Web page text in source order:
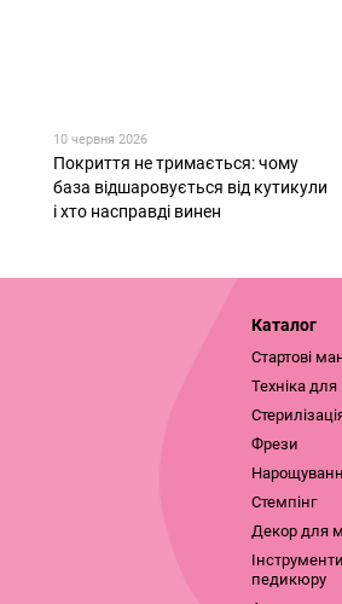
10 червня 2026
Покриття не тримається: чому
база відшаровується від кутикули
і хто насправді винен
Каталог
Стартові
Техніка
Фрези
Стемпінг
Декор для
педикюру